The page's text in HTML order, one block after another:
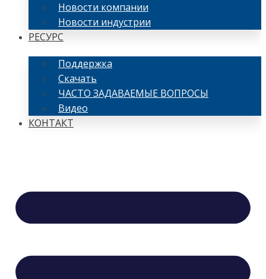
Новости компании
Новости индустрии
РЕСУРС
Поддержка
Скачать
ЧАСТО ЗАДАВАЕМЫЕ ВОПРОСЫ
Видео
КОНТАКТ